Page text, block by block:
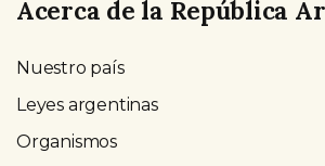
Acerca de la República
Nuestro país
Leyes argentinas
Organismos